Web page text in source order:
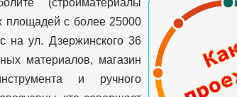
(стройматериалы
площадей с более 25000
на ул. Дзержинского 36
материалов, магазин
и ручного